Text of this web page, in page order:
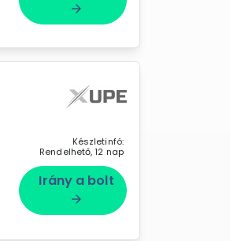
arrow_forward
Készletinfó:
Rendelhető, 12 nap
Irány a bolt
arrow_forward